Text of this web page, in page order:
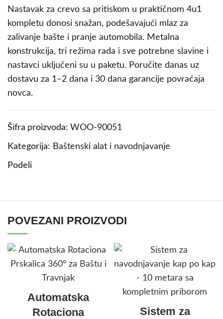
Nastavak za crevo sa pritiskom u praktičnom 4u1
kompletu donosi snažan, podešavajući mlaz za
zalivanje bašte i pranje automobila. Metalna
konstrukcija, tri režima rada i sve potrebne slavine i
nastavci uključeni su u paketu. Poručite danas uz
dostavu za 1–2 dana i 30 dana garancije povraćaja
novca.
Šifra proizvoda: WOO-90051
Kategorija: Baštenski alat i navodnjavanje
Podeli
POVEZANI PROIZVODI
Automatska
Rotaciona
Sistem za